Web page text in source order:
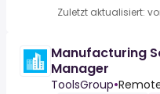
Zuletzt aktualisiert:
Manufacturing
Manager
ToolsGroup•